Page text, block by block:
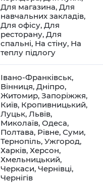
Для магазина, Для
навчальних закладів,
Для офісу, Для
ресторану, Для
спальні, На стіну, На
теплу підлогу
Івано-Франківськ,
Вінниця, Дніпро,
Житомир, Запоріжжя,
Київ, Кропивницький,
Луцьк, Львів,
Миколаїв, Одеса,
Полтава, Рівне, Суми,
Тернопіль, Ужгород,
Харків, Херсон,
Хмельницький,
Черкаси, Чернівці,
Чернігів